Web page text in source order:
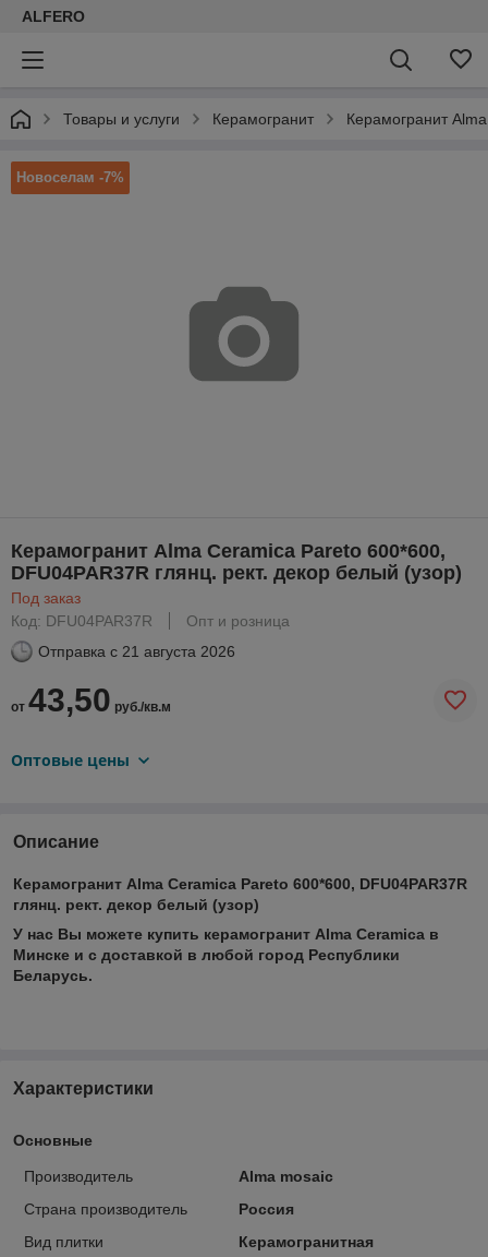
ALFERO
Товары и услуги Керамогранит Керамогранит
Новоселам -7%
Керамогранит Alma Ceramica Pareto 600*600,
DFU04PAR37R глянц. рект. декор белый (узор)
Под заказ
Код: DFU04PAR37R
Опт и розница
Отправка с 21 августа 2026
от 43,50 руб./кв.м
Оптовые цены
Описание
Керамогранит Alma Ceramica Pareto 600*600, DFU04PAR37R
глянц. рект. декор белый (узор)
У нас Вы можете купить керамогранит Alma Ceramica в
Минске и с доставкой в любой город Республики
Беларусь.
Характеристики
Основные
Производитель
Alma mosaic
Страна производитель
Россия
Вид плитки
Керамогранитная